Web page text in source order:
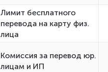
Лимит бесплатного
перевода на карту физ.
лица
Комиссия за перевод юр.
лицам и ИП